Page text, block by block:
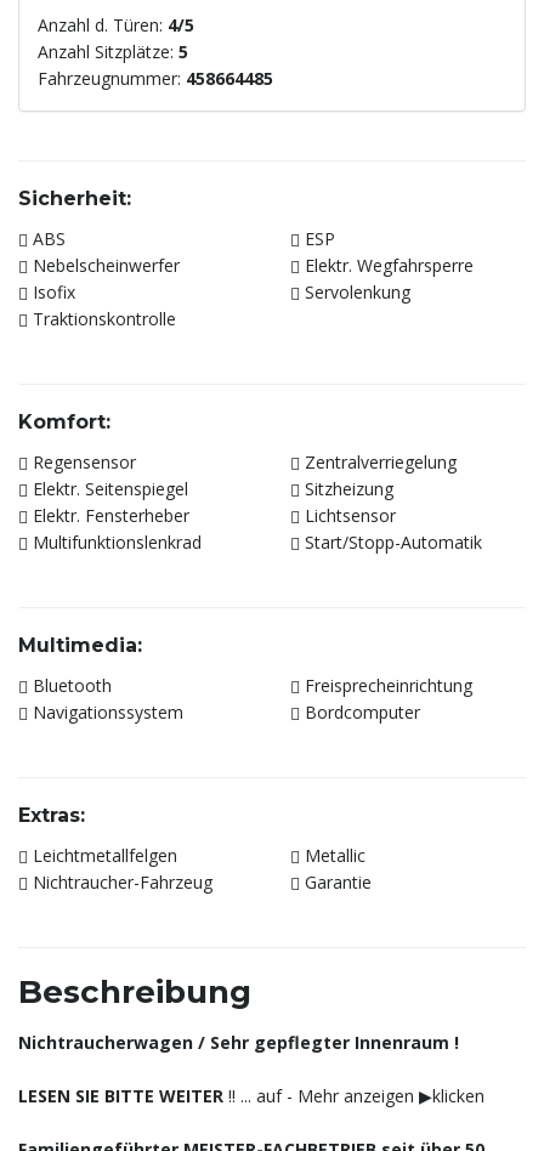
Anzahl d. Türen: 4/5
Anzahl Sitzplätze: 5
Fahrzeugnummer: 458664485
Sicherheit:
ABS
ESP
Nebelscheinwerfer
Elektr. Wegfahrsperre
Isofix
Servolenkung
Traktionskontrolle
Komfort:
Regensensor
Zentralverriegelung
Elektr. Seitenspiegel
Sitzheizung
Elektr. Fensterheber
Lichtsensor
Multifunktionslenkrad
Start/Stopp-Automatik
Multimedia:
Bluetooth
Freisprecheinrichtung
Navigationssystem
Bordcomputer
Extras:
Leichtmetallfelgen
Metallic
Nichtraucher-Fahrzeug
Garantie
Beschreibung
Nichtraucherwagen / Sehr gepflegter Innenraum !
LESEN SIE BITTE WEITER ‼️ ... auf - Mehr anzeigen ▶︎klicken